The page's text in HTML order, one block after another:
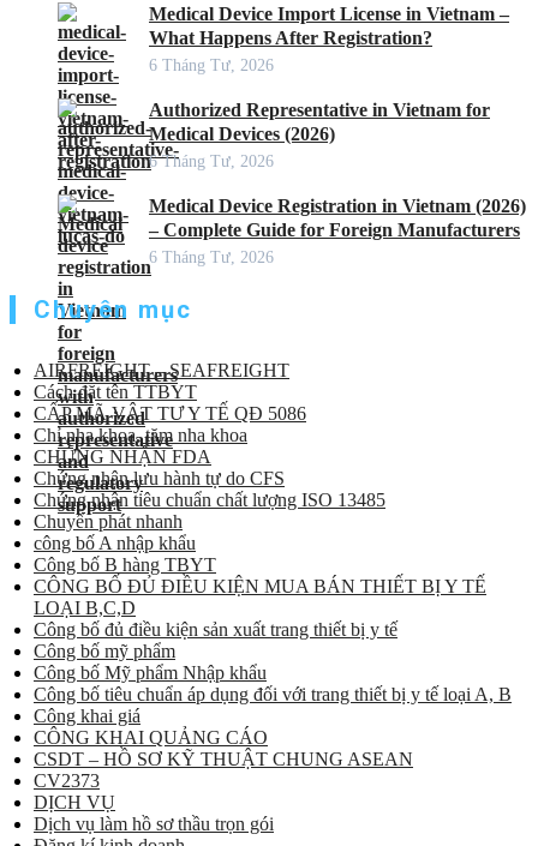
Medical Device Import License in Vietnam –
What Happens After Registration?
6 Tháng Tư, 2026
Authorized Representative in Vietnam for
Medical Devices (2026)
6 Tháng Tư, 2026
Medical Device Registration in Vietnam (2026)
– Complete Guide for Foreign Manufacturers
6 Tháng Tư, 2026
Chuyên mục
AIRFREIGHT – SEAFREIGHT
Cách đặt tên TTBYT
CẤP MÃ VẬT TƯ Y TẾ QĐ 5086
Chỉ nha khoa, tăm nha khoa
CHỨNG NHẬN FDA
Chứng nhận lưu hành tự do CFS
Chứng nhận tiêu chuẩn chất lượng ISO 13485
Chuyển phát nhanh
công bố A nhập khẩu
Công bố B hàng TBYT
CÔNG BỐ ĐỦ ĐIỀU KIỆN MUA BÁN THIẾT BỊ Y TẾ
LOẠI B,C,D
Công bố đủ điều kiện sản xuất trang thiết bị y tế
Công bố mỹ phẩm
Công bố Mỹ phẩm Nhập khẩu
Công bố tiêu chuẩn áp dụng đối với trang thiết bị y tế loại A, B
Công khai giá
CÔNG KHAI QUẢNG CÁO
CSDT – HỒ SƠ KỸ THUẬT CHUNG ASEAN
CV2373
DỊCH VỤ
Dịch vụ làm hồ sơ thầu trọn gói